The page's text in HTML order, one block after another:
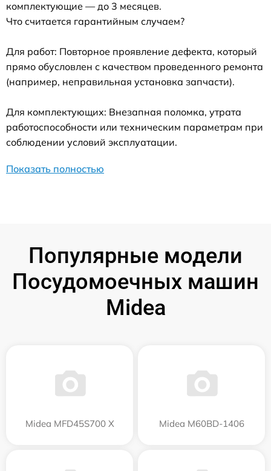
комплектующие — до 3 месяцев.
Что считается гарантийным случаем?
Для работ: Повторное проявление дефекта, который
прямо обусловлен с качеством проведенного ремонта
(например, неправильная установка запчасти).
Для комплектующих: Внезапная поломка, утрата
работоспособности или техническим параметрам при
соблюдении условий эксплуатации.
Показать полностью
Популярные модели
Посудомоечных машин
Midea
Midea MFD45S700 X Midea M60BD-1406